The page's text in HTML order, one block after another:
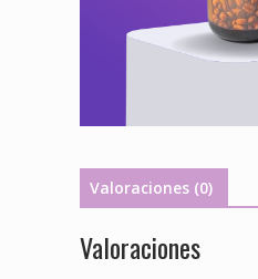
Valoraciones (0)
Valoraciones